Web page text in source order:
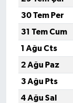
30 Tem Per
31 Tem Cum
1 Ağu Cts
2 Ağu Paz
3 Ağu Pts
4 Ağu Sal